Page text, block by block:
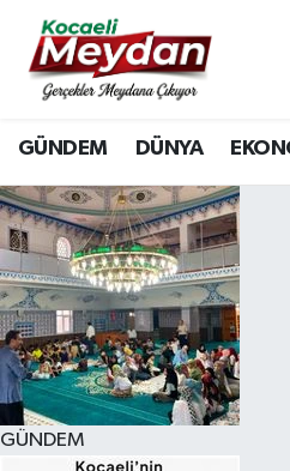
GÜNDEM DÜNYA
GÜNDEM
Nöbetçi Eczaneler
Hava Durumu
Trafik Durumu
Süper Lig Puan Durumu
Tüm Manşetler
Son Dakika Haberleri
Haber Arşivi